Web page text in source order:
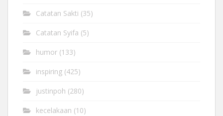
Catatan Sakti (35)
Catatan Syifa (5)
humor (133)
inspiring (425)
justinpoh (280)
kecelakaan (10)